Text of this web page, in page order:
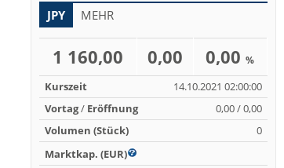
JPY MEHR
1 160,00 0,00 0,00%
Kurszeit
14.10.2021 02:00:00
Vortag/ Eröffnung
0,00 / 0,00
Volumen (Stück)
0
Marktkap. (EUR)